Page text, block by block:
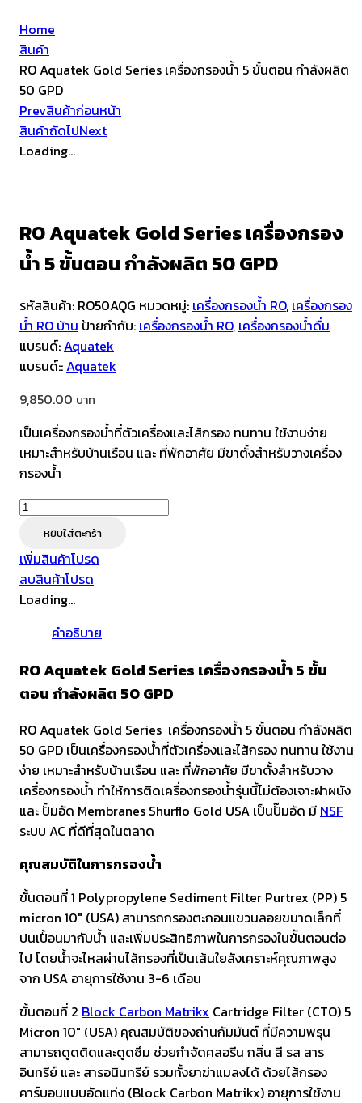
Home
สินค้า
RO Aquatek Gold Series เครื่องกรองน้ำ 5 ขั้นตอน กำลังผลิต
50 GPD
Prevสินค้าก่อนหน้า
สินค้าถัดไปNext
Loading...
RO Aquatek Gold Series เครื่องกรอง
น้ำ 5 ขั้นตอน กำลังผลิต 50 GPD
รหัสสินค้า: RO50AQG หมวดหมู่: เครื่องกรองน้ำ RO, เครื่องกรอง
น้ำ RO บ้าน ป้ายกำกับ: เครื่องกรองน้ำ RO, เครื่องกรองน้ำดื่ม
แบรนด์:Aquatek
แบรนด์::Aquatek
9,850.00
เป็นเครื่องกรองน้ำที่ตัวเครื่องและไส้กรอง ทนทาน ใช้งานง่าย
เหมาะสำหรับบ้านเรือน และ ที่พักอาศัย มีขาตั้งสำหรับวางเครื่อง
กรองน้ำ
จำนวน
Aquatek
Gold
Series
เครื่อง
5
ขั้น
กำลัง
ผลิต
50
GPD
ชิ้น
หยิบใส่ตะกร้า
เพิ่มสินค้าโปรด
ลบสินค้าโปรด
Loading...
คำอธิบาย
RO Aquatek Gold Series เครื่องกรองน้ำ 5 ขั้น
ตอน กำลังผลิต 50 GPD
RO Aquatek Gold Series เครื่องกรองน้ำ 5 ขั้นตอน กำลังผลิต
50 GPD เป็นเครื่องกรองน้ำที่ตัวเครื่องและไส้กรอง ทนทาน ใช้งาน
ง่าย เหมาะสำหรับบ้านเรือน และ ที่พักอาศัย มีขาตั้งสำหรับวาง
เครื่องกรองน้ำ ทำให้การติดเครื่องกรองน้ำรุ่นนี้ไม่ต้องเจาะฝาผนัง
และ ปั้มอัด Membranes Shurflo Gold USA เป็นปั๊มอัด มี NSF
ระบบ AC ที่ดีที่สุดในตลาด
คุณสมบัติในการกรองน้ำ
ขั้นตอนที่ 1 Polypropylene Sediment Filter Purtrex (PP) 5
micron 10″ (USA) สามารถกรองตะกอนแขวนลอยขนาดเล็กที่
ปนเปื้อนมากับน้ำ และเพิ่มประสิทธิภาพในการกรองในข้ันตอนต่อ
ไป โดยน้ำจะไหลผ่านไส้กรองที่เป็นเส้นใยสังเคราะห์คุณภาพสูง
จาก USA อายุการใช้งาน 3-6 เดือน
ขั้นตอนที่ 2 Block Carbon Matrikx Cartridge Filter (CTO) 5
Micron 10″ (USA) คุณสมบัติของถ่านกัมมันต์ ที่มีความพรุน
สามารถดูดติดและดูดซึม ช่วยกำจัดคลอรีน กลิ่น สี รส สาร
อินทรีย์ และ สารอนินทรีย์ รวมทั้งยาฆ่าแมลงได้ ด้วยไส้กรอง
คาร์บอนแบบอัดแท่ง (Block Carbon Matrikx) อายุการใช้งาน